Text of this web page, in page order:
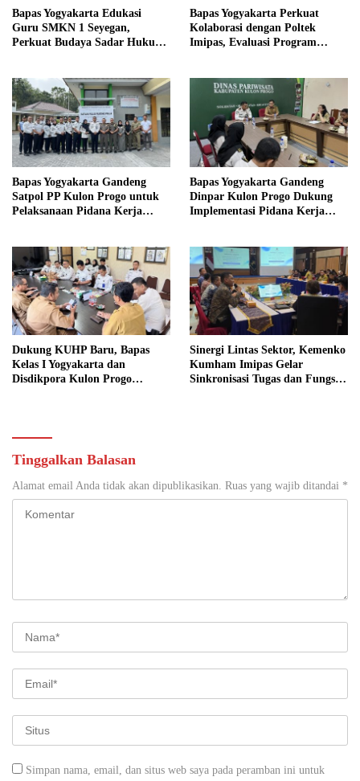
Bapas Yogyakarta Edukasi
Guru SMKN 1 Seyegan,
Perkuat Budaya Sadar Hukum
Bapas Yogyakarta Perkuat
Kolaborasi dengan Poltek
Imipas, Evaluasi Program
Bapas Yogyakarta Gandeng
Satpol PP Kulon Progo untuk
Pelaksanaan Pidana Kerja
Bapas Yogyakarta Gandeng
Dinpar Kulon Progo Dukung
Implementasi Pidana Kerja
Dukung KUHP Baru, Bapas
Kelas I Yogyakarta dan
Disdikpora Kulon Progo
Sinergi Lintas Sektor, Kemenko
Kumham Imipas Gelar
Sinkronisasi Tugas dan Fungsi
Tinggalkan Balasan
Alamat email Anda tidak akan dipublikasikan. Ruas yang wajib ditandai *
Simpan nama, email, dan situs web saya pada peramban ini untuk